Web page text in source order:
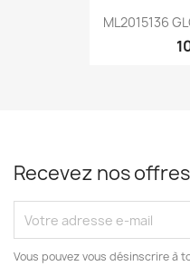
ML2015136
Recevez nos
Vous pouvez vous désinscrire à